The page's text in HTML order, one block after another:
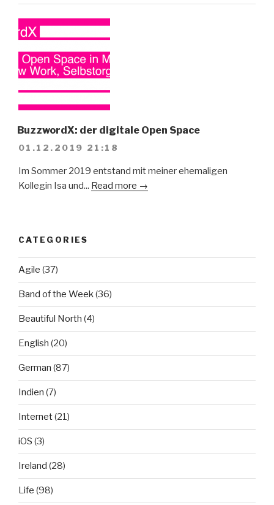
BuzzwordX: der digitale Open Space
01.12.2019 21:18
Im Sommer 2019 entstand mit meiner ehemaligen
Kollegin Isa und... Read more →
CATEGORIES
Agile (37)
Band of the Week(36)
Beautiful North (4)
English (20)
German (87)
Indien (7)
Internet(21)
iOS (3)
Ireland (28)
Life (98)